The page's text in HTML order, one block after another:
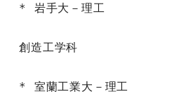
* 岩手大－理工
創造工学科
* 室蘭工業大－理工